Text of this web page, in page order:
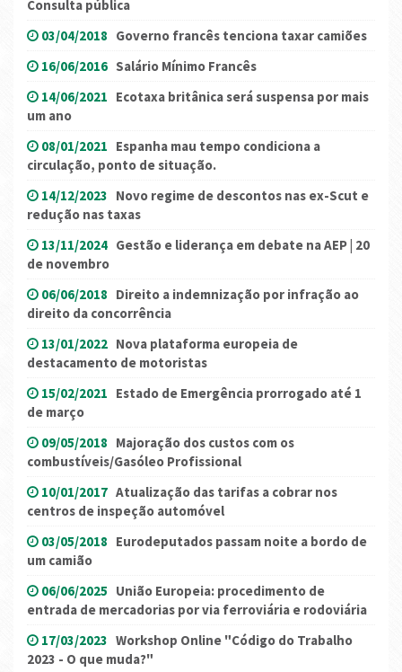
Consulta pública
03/04/2018 Governo francês tenciona taxar camiões
16/06/2016 Salário Mínimo Francês
14/06/2021 Ecotaxa britânica será suspensa por mais
um ano
08/01/2021 Espanha mau tempo condiciona a
circulação, ponto de situação.
14/12/2023 Novo regime de descontos nas ex-Scut e
redução nas taxas
13/11/2024 Gestão e liderança em debate na AEP | 20
de novembro
06/06/2018 Direito a indemnização por infração ao
direito da concorrência
13/01/2022 Nova plataforma europeia de
destacamento de motoristas
15/02/2021 Estado de Emergência prorrogado até 1
de março
09/05/2018 Majoração dos custos com os
combustíveis/Gasóleo Profissional
10/01/2017 Atualização das tarifas a cobrar nos
centros de inspeção automóvel
03/05/2018 Eurodeputados passam noite a bordo de
um camião
06/06/2025 União Europeia: procedimento de
entrada de mercadorias por via ferroviária e rodoviária
17/03/2023 Workshop Online "Código do Trabalho
2023 - O que muda?"